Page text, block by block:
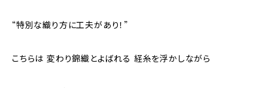
“特別な織り方に工夫があり！”
こちらは 変わり錦織とよばれる 経糸を浮かしながら